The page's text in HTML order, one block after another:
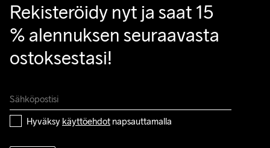
Rekisteröidy nyt ja saat 15
% alennuksen seuraavasta
ostoksestasi!
Hyväksy käyttöehdot napsauttamalla